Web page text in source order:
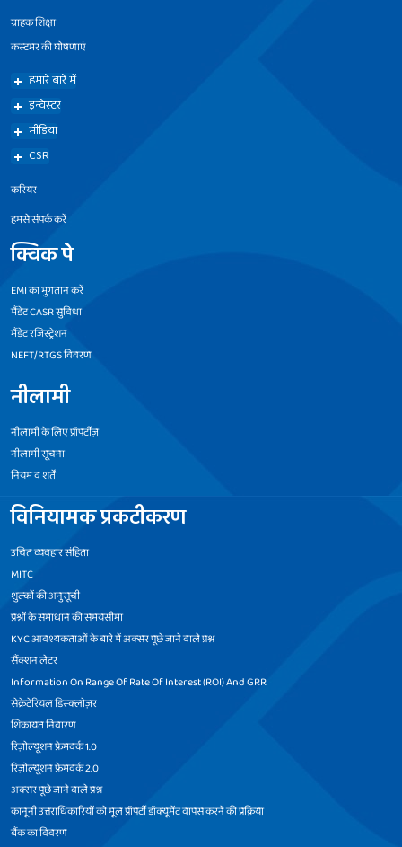
ग्राहक शिक्षा
कस्टमर की घोषणाएं
हमारे बारे में
इन्वेस्टर
मीडिया
CSR
करियर
हमसे संपर्क करें
क्विक पे
EMI का भुगतान करें
मैंडेट CASR सुविधा
मैंडेट रजिस्ट्रेशन
NEFT/RTGS विवरण
नीलामी
नीलामी के लिए प्रॉपर्टीज़
नीलामी सूचना
नियम व शर्तें
विनियामक प्रकटीकरण
उचित व्यवहार संहिता
MITC
शुल्कों की अनुसूची
प्रश्नों के समाधान की समयसीमा
KYC आवश्यकताओं के बारे में अक्सर पूछे जाने वाले प्रश्न
सैंक्शन लेटर
Information On Range Of Rate Of Interest (ROI) And GRR
सेक्रेटेरियल डिस्क्लोज़र
शिकायत निवारण
रिज़ोल्यूशन फ्रेमवर्क 1.0
रिज़ोल्यूशन फ्रेमवर्क 2.0
अक्सर पूछे जाने वाले प्रश्न
कानूनी उत्तराधिकारियों को मूल प्रॉपर्टी डॉक्यूमेंट वापस करने की प्रक्रिया
बैंक का विवरण